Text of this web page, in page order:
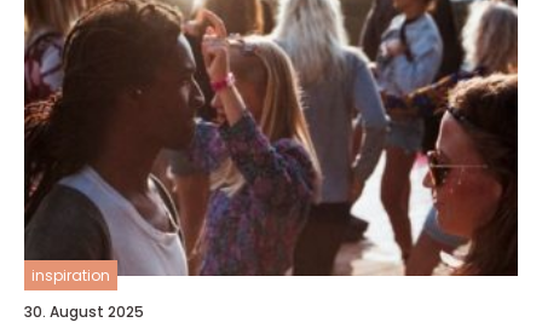
inspiration
30. August 2025